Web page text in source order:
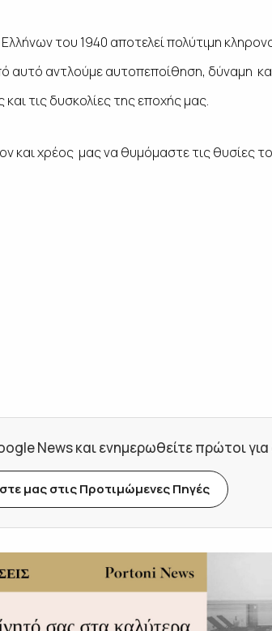
του 1940 αποτελεί πολύτιμη
αυτό αντλούμε αυτοπεποίθηση, δύναμη
τις δυσκολίες της εποχής μας.
και χρέος μας να θυμόμαστε τις θυσίες
News και ενημερωθείτε πρώτοι για
μας στις Προτιμώμενες Πηγές